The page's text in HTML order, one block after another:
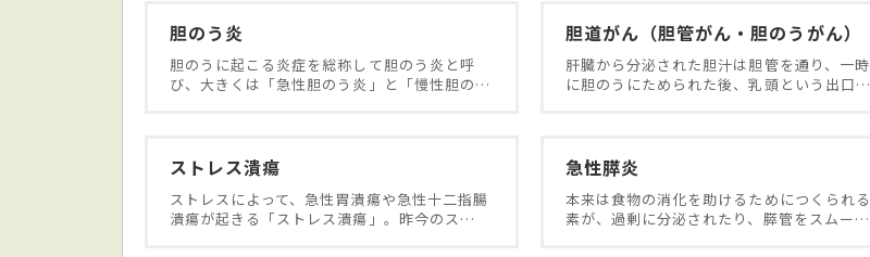
胆のう炎
胆のうに起こる炎症を総称して胆のう炎と呼
び、大きくは「急性胆のう炎」と「慢性胆の…
胆道がん（胆管がん・胆のうがん）
肝臓から分泌された胆汁は胆管を通り、一
に胆のうにためられた後、乳頭という出口…
ストレス潰瘍
ストレスによって、急性胃潰瘍や急性十二指腸
潰瘍が起きる「ストレス潰瘍」。昨今のス…
急性膵炎
本来は食物の消化を助けるためにつくられ
素が、過剰に分泌されたり、膵管をスムー…